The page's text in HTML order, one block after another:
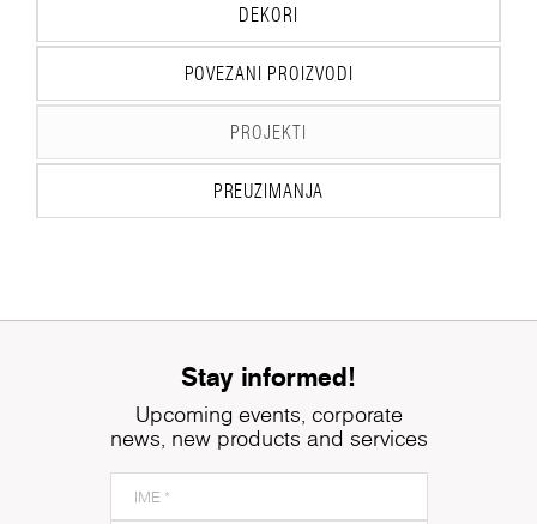
DEKORI
POVEZANI PROIZVODI
PROJEKTI
PREUZIMANJA
Stay informed!
Upcoming events, corporate
news, new products and services